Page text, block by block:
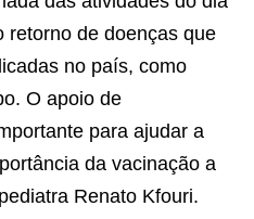
retorno de doenças que
no país, como
O apoio de
para ajudar a
da vacinação a
Renato Kfouri.